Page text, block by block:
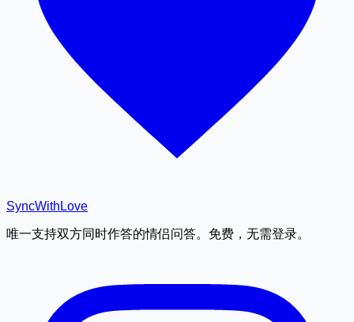
SyncWith Love
唯一支持双方同时作答的情侣问答。免费，无需登录。